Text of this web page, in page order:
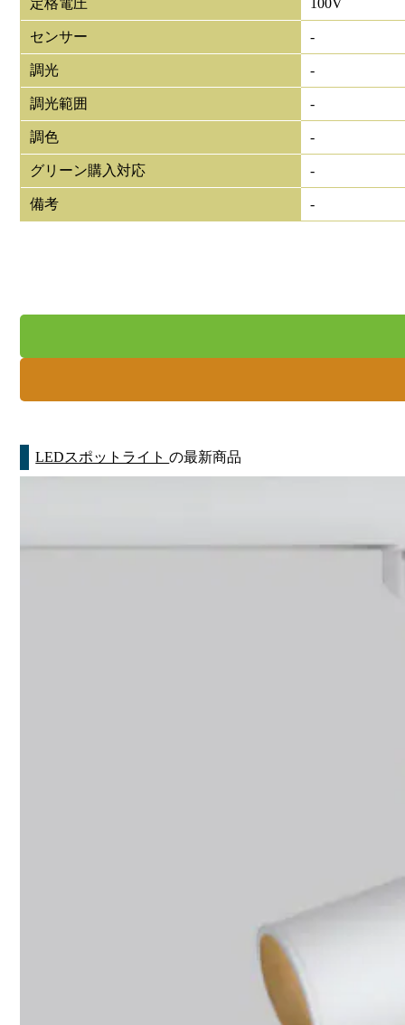
定格電圧 100V
センサー -
調光 -
調光範囲 -
調色 -
グリーン購入対応 -
備考 -
LEDスポットライトの最新商品